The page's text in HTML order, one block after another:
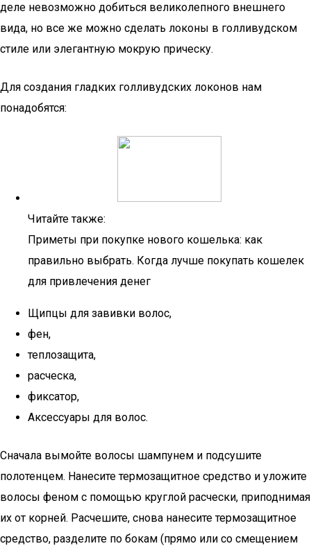
деле невозможно добиться великолепного внешнего
вида, но все же можно сделать локоны в голливудском
стиле или элегантную мокрую прическу.
Для создания гладких голливудских локонов нам
понадобятся:
Читайте также:
Приметы при покупке нового кошелька: как
правильно выбрать. Когда лучше покупать кошелек
для привлечения денег
Щипцы для завивки волос,
фен,
теплозащита,
расческа,
фиксатор,
Аксессуары для волос.
Сначала вымойте волосы шампунем и подсушите
полотенцем. Нанесите термозащитное средство и уложите
волосы феном с помощью круглой расчески, приподнимая
их от корней. Расчешите, снова нанесите термозащитное
средство, разделите по бокам (прямо или со смещением